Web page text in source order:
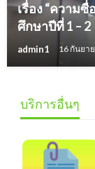
เรื่อง “ความ
ศึกษาปีที่ 1 – 2
admin1 16 กันยา
บริการอื่นๆ